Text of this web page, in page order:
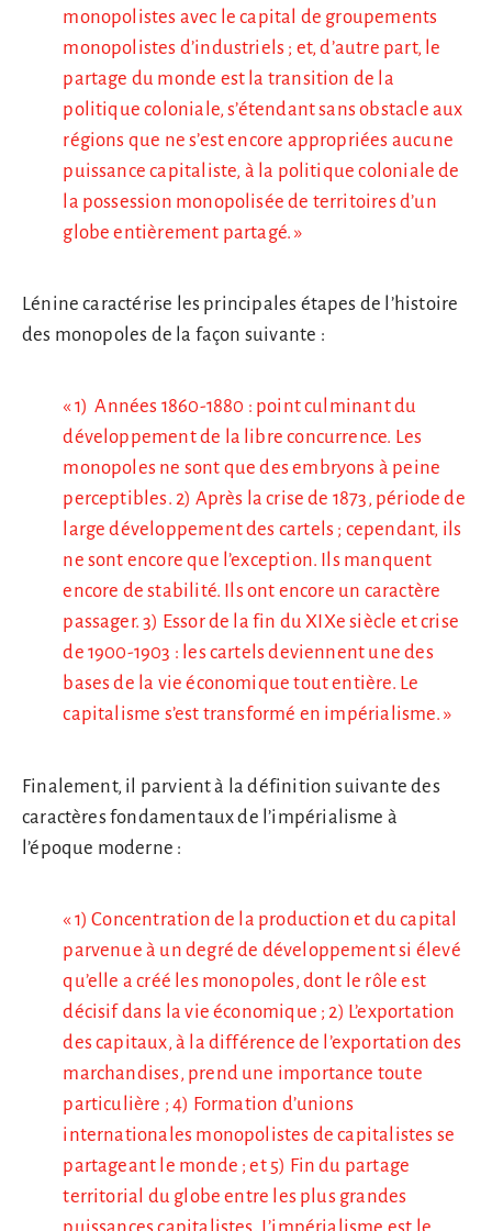
monopolistes avec le capital de groupements
monopolistes d’industriels ; et, d’autre part, le
partage du monde est la transition de la
politique coloniale, s’étendant sans obstacle aux
régions que ne s’est encore appropriées aucune
puissance capitaliste, à la politique coloniale de
la possession monopolisée de territoires d’un
globe entièrement partagé. »
Lénine caractérise les principales étapes de l’histoire
des monopoles de la façon suivante :
« 1) Années 1860-1880 : point culminant du
développement de la libre concurrence. Les
monopoles ne sont que des embryons à peine
perceptibles. 2) Après la crise de 1873, période de
large développement des cartels ; cependant, ils
ne sont encore que l’exception. Ils manquent
encore de stabilité. Ils ont encore un caractère
passager. 3) Essor de la fin du XIXe siècle et crise
de 1900-1903 : les cartels deviennent une des
bases de la vie économique tout entière. Le
capitalisme s’est transformé en impérialisme. »
Finalement, il parvient à la définition suivante des
caractères fondamentaux de l’impérialisme à
l’époque moderne :
« 1) Concentration de la production et du capital
parvenue à un degré de développement si élevé
qu’elle a créé les monopoles, dont le rôle est
décisif dans la vie économique ; 2) L’exportation
des capitaux, à la différence de l’exportation des
marchandises, prend une importance toute
particulière ; 4) Formation d’unions
internationales monopolistes de capitalistes se
partageant le monde ; et 5) Fin du partage
territorial du globe entre les plus grandes